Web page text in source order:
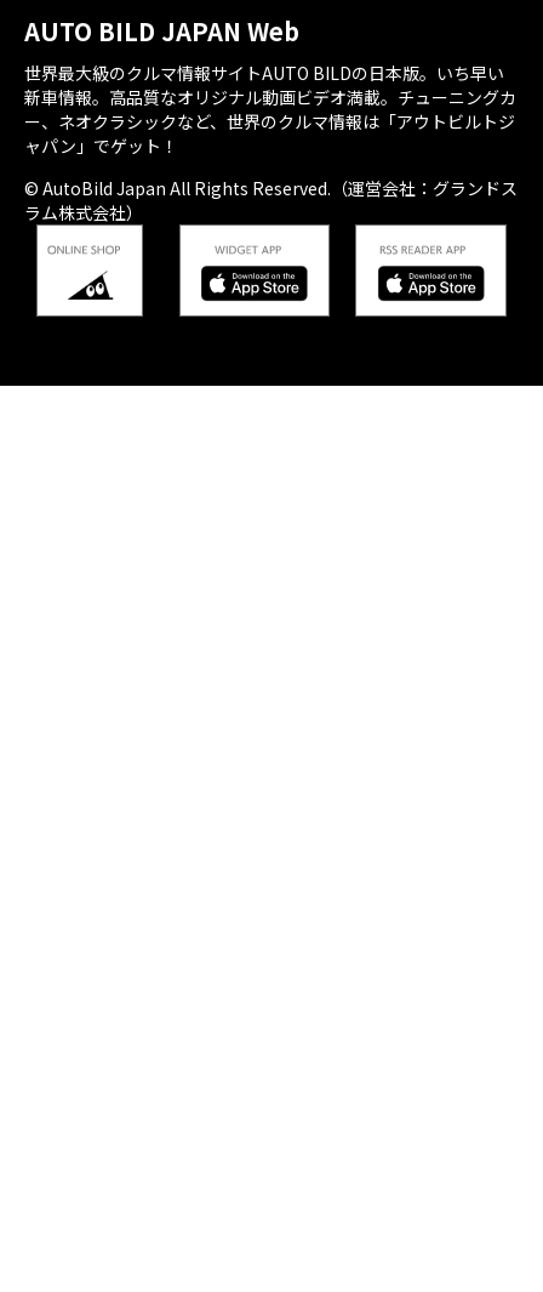
AUTO BILD JAPAN Web
世界最大級のクルマ情報サイトAUTO BILDの日本版。いち早い
新車情報。高品質なオリジナル動画ビデオ満載。チューニングカ
ー、ネオクラシックなど、世界のクルマ情報は「アウトビルトジ
ャパン」でゲット！
© AutoBild Japan All Rights Reserved.（運営会社：グランドス
ラム株式会社）